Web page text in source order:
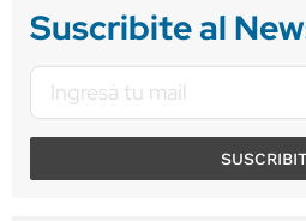
Suscribite al